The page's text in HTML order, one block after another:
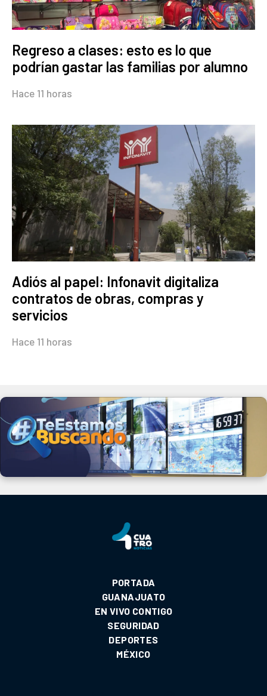
Regreso a clases: esto es lo que
podrían gastar las familias por alumno
Hace 11 horas
Adiós al papel: Infonavit digitaliza
contratos de obras, compras y
servicios
Hace 11 horas
PORTADA
GUANAJUATO
EN VIVO CONTIGO
SEGURIDAD
DEPORTES
MÉXICO